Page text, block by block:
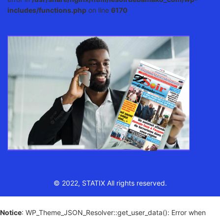
includes/functions.php on line 6170
© 2022, STATIX All rights reserved.
Notice: WP_Theme_JSON_Resolver::get_user_data(): Error when